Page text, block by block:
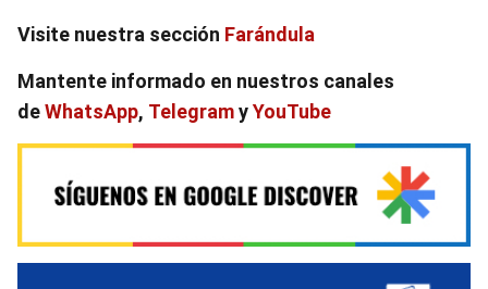
Visite nuestra sección Farándula
Mantente informado en nuestros canales
deWhatsApp, TelegramyYouTube